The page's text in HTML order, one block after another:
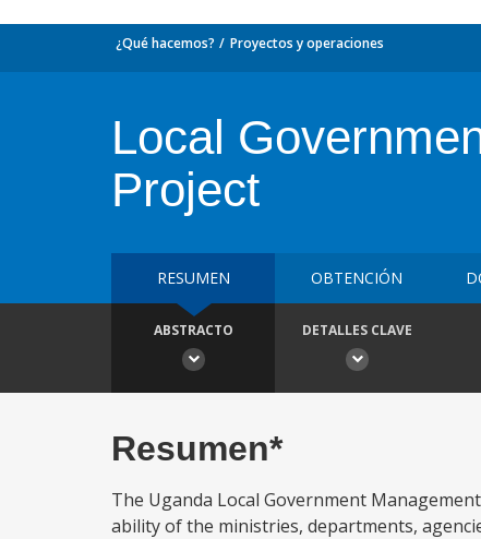
¿Qué hacemos? Proyectos y operaciones
Local
Project
RESUMEN OBTENCIÓN
ABSTRACTO DETALLES CLAVE
Resumen*
The Uganda Local Government
ability of the ministries, departments,